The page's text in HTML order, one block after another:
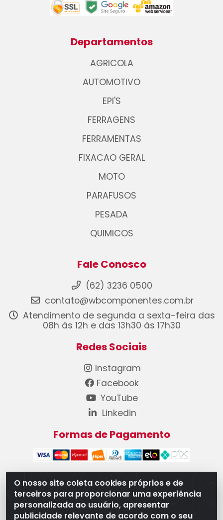
O nosso site coleta cookies próprios e de
terceiros para proporcionar uma experiência
personalizada ao usuário, apresentar
publicidade relevante de acordo com o seu
Departamentos
AGRICOLA
AUTOMOTIVO
EPI'S
FERRAGENS
FERRAMENTAS
FIXACAO GERAL
MOTO
PARAFUSOS
PESADA
QUIMICOS
Fale Conosco
(62) 3236 0500
contato@wbcomponentes.com.br
Atendimento de segunda a sexta-feira das
08h às 12h e das 13h30 às 17h30
Redes Sociais
Instagram
Facebook
YouTube
Linkedin
Formas de Pagamento
WB Componentes Automotivos LTDA - CNPJ
08.528.393/0001-12 - Rua do Níquel, 667 - Parque
Oeste Industrial, Goiânia/GO - CEP 74375-660